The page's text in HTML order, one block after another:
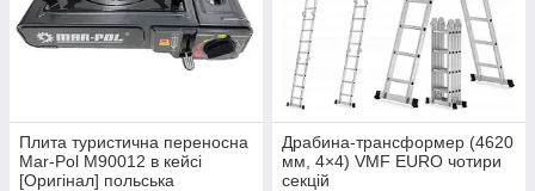
Плита туристична переносна
Mar-Pol M90012 в кейсі
[Оригінал] польська
Драбина-трансформер (4620
мм, 4×4) VMF EURO чотири
секцій